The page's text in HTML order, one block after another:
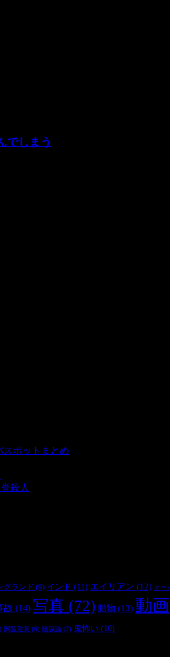
でしまう
スポットまとめ
殺人
グランド (9) インド (11) エイリアン (12) オー
故 (14) 写真 (72) 動物 (13) 動画
閲覧注意 (6) 陰謀論 (7) 鬼怖い (10)